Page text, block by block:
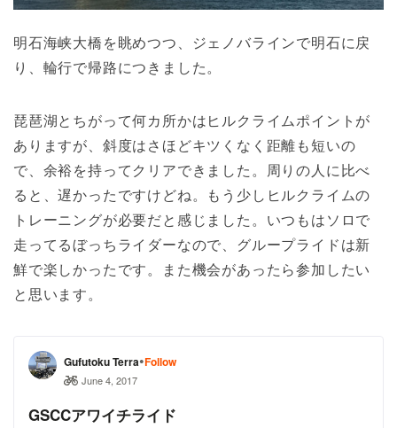
明石海峡大橋を眺めつつ、ジェノバラインで明石に戻
り、輪行で帰路につきました。
琵琶湖とちがって何カ所かはヒルクライムポイントが
ありますが、斜度はさほどキツくなく距離も短いの
で、余裕を持ってクリアできました。周りの人に比べ
ると、遅かったですけどね。もう少しヒルクライムの
トレーニングが必要だと感じました。いつもはソロで
走ってるぼっちライダーなので、グループライドは新
鮮で楽しかったです。また機会があったら参加したい
と思います。